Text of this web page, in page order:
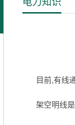
目前,有线通
架空明线是